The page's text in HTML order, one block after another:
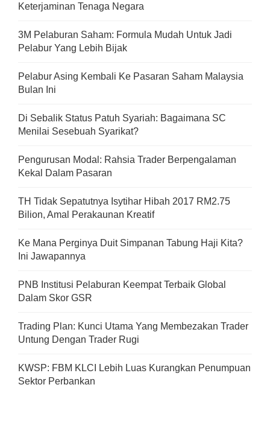
Keterjaminan Tenaga Negara
3M Pelaburan Saham: Formula Mudah Untuk Jadi
Pelabur Yang Lebih Bijak
Pelabur Asing Kembali Ke Pasaran Saham Malaysia
Bulan Ini
Di Sebalik Status Patuh Syariah: Bagaimana SC
Menilai Sesebuah Syarikat?
Pengurusan Modal: Rahsia Trader Berpengalaman
Kekal Dalam Pasaran
TH Tidak Sepatutnya Isytihar Hibah 2017 RM2.75
Bilion, Amal Perakaunan Kreatif
Ke Mana Perginya Duit Simpanan Tabung Haji Kita?
Ini Jawapannya
PNB Institusi Pelaburan Keempat Terbaik Global
Dalam Skor GSR
Trading Plan: Kunci Utama Yang Membezakan Trader
Untung Dengan Trader Rugi
KWSP: FBM KLCI Lebih Luas Kurangkan Penumpuan
Sektor Perbankan